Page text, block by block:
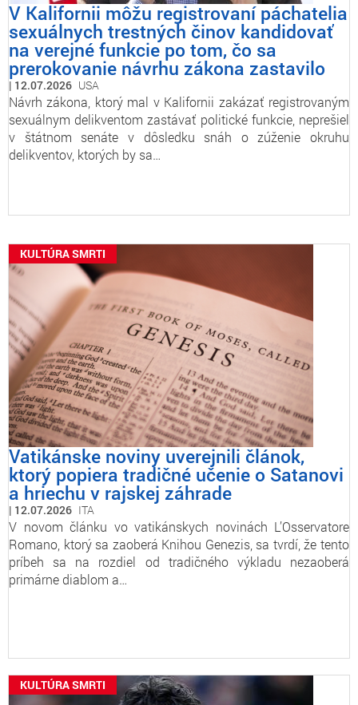
V Kalifornii môžu registrovaní páchatelia
sexuálnych trestných činov kandidovať
na verejné funkcie po tom, čo sa
prerokovanie návrhu zákona zastavilo
12.07.2026 USA
Návrh zákona, ktorý mal v Kalifornii zakázať registrovaným
sexuálnym delikventom zastávať politické funkcie, neprešiel
v štátnom senáte v dôsledku snáh o zúženie okruhu
delikventov, ktorých by sa…
KULTÚRA SMRTI
Vatikánske noviny uverejnili článok,
ktorý popiera tradičné učenie o Satanovi
a hriechu v rajskej záhrade
12.07.2026 ITA
V novom článku vo vatikánskych novinách L’Osservatore
Romano, ktorý sa zaoberá Knihou Genezis, sa tvrdí, že tento
príbeh sa na rozdiel od tradičného výkladu nezaoberá
primárne diablom a…
KULTÚRA SMRTI